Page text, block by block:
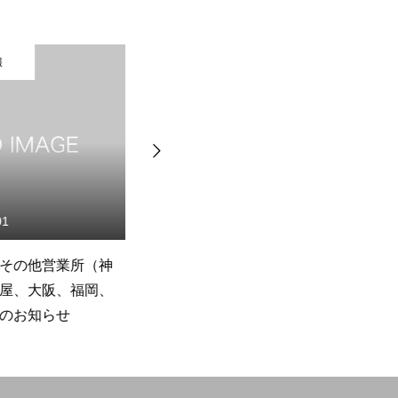
の他営業所（神
、大阪、福岡、
お知らせ